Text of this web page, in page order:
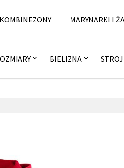
KOMBINEZONY MARYNARKI I
BIELIZNA